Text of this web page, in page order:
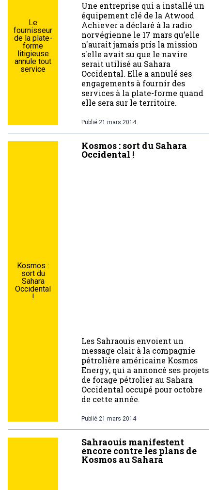
Le
fournisseur
de la plate-
forme
litigieuse
annule tout
service
Une entreprise qui a installé un
équipement clé de la Atwood
Achiever a déclaré à la radio
norvégienne le 17 mars qu’elle
n'aurait jamais pris la mission
s'elle avait su que le navire
serait utilisé au Sahara
Occidental. Elle a annulé ses
engagements à fournir des
services à la plate-forme quand
elle sera sur le territoire.
Publié 21 mars 2014
Kosmos :
sort du
Sahara
Occidental
!
Kosmos : sort du Sahara
Occidental !
Les Sahraouis envoient un
message clair à la compagnie
pétrolière américaine Kosmos
Energy, qui a annoncé ses projets
de forage pétrolier au Sahara
Occidental occupé pour octobre
de cette année.
Publié 21 mars 2014
Sahraouis manifestent
encore contre les plans de
Kosmos au Sahara